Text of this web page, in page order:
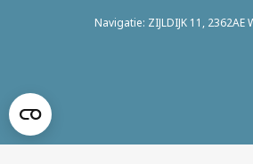
Navigatie: ZIJLDIJK 11, 2362AE